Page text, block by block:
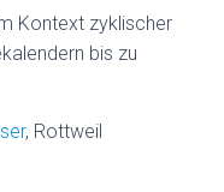
Kontext zyklischer
bis zu
, Rottweil